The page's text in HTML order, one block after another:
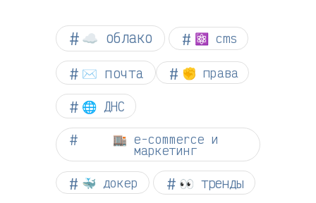
☁︎ облако ⚛ cms
✉️ почта ✊ права
🌐 ДНС
🏬 e-commerce и
маркетинг
🐳 докер 👀 тренды